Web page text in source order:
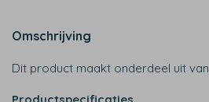
Omschrijving
Dit product maakt onderdeel uit van